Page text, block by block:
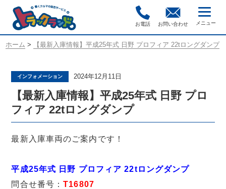
お電話 お問い合わせ
ホーム > 【最新入庫情報】平成25年式 日野 プロフィア 22tロングダンプ
インフォメーション 2024年12月11日
【最新入庫情報】平成25年式 日野 プロ
フィア 22tロングダンプ
最新入庫車両のご案内です！
平成25年式 日野 プロフィア 22tロングダンプ
問合せ番号：T16807